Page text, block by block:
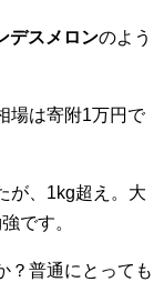
デスメロンのよう
場は寄附1万円で
が、1kg超え。大
です。
？普通にとっても